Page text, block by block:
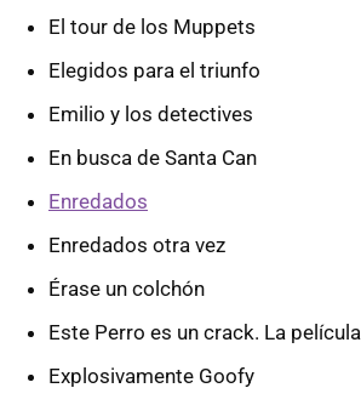
El tour de los Muppets
Elegidos para el triunfo
Emilio y los detectives
En busca de Santa Can
Enredados
Enredados otra vez
Érase un colchón
Este Perro es un crack. La película
Explosivamente Goofy